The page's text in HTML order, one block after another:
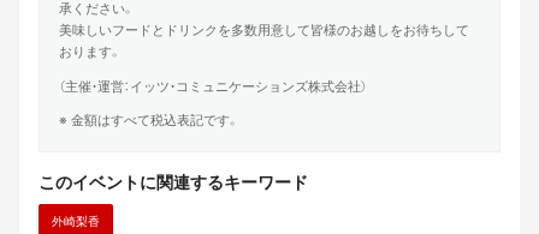
承ください。
美味しいフードとドリンクを多数用意して皆様のお越しをお待ちして
おります。
（主催・運営：イッツ・コミュニケーションズ株式会社）
※ 金額はすべて税込表記です。
このイベントに関連するキーワード
外崎梨香